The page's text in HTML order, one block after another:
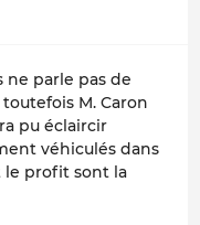
ne parle pas de
M. Caron
pu éclaircir
véhiculés dans
le profit sont la